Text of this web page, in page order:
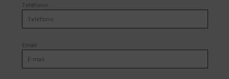
Teléfono
Email